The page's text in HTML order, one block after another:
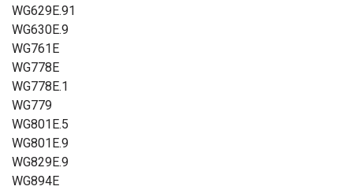
WG629E.91
WG630E.9
WG761E
WG778E
WG778E.1
WG779
WG801E.5
WG801E.9
WG829E.9
WG894E